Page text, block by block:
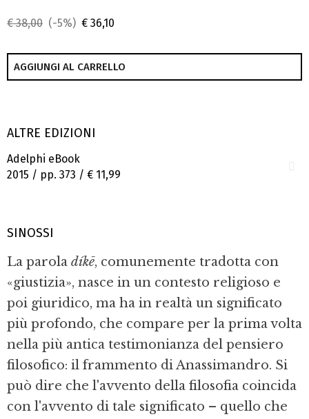
€ 38,00 (-5%) € 36,10
AGGIUNGI AL CARRELLO
ALTRE EDIZIONI
Adelphi eBook
2015 / pp. 373 / € 11,99
SINOSSI
La parola díkē, comunemente tradotta con
«giustizia», nasce in un contesto religioso e
poi giuridico, ma ha in realtà un significato
più profondo, che compare per la prima volta
nella più antica testimonianza del pensiero
filosofico: il frammento di Anassimandro. Si
può dire che l'avvento della filosofia coincida
con l'avvento di tale significato – quello che